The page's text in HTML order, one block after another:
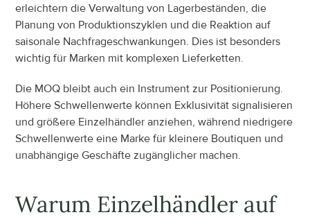
erleichtern die Verwaltung von Lagerbeständen, die
Planung von Produktionszyklen und die Reaktion auf
saisonale Nachfrageschwankungen. Dies ist besonders
wichtig für Marken mit komplexen Lieferketten.
Die MOQ bleibt auch ein Instrument zur Positionierung.
Höhere Schwellenwerte können Exklusivität signalisieren
und größere Einzelhändler anziehen, während niedrigere
Schwellenwerte eine Marke für kleinere Boutiquen und
unabhängige Geschäfte zugänglicher machen.
Warum Einzelhändler auf